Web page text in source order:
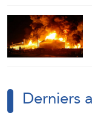
Derniers